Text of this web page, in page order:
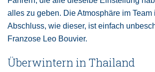
alles zu geben. Die Atmosphäre im Team
Abschluss, wie dieser, ist einfach
Franzose Leo Bouvier.
Überwintern in Thailand